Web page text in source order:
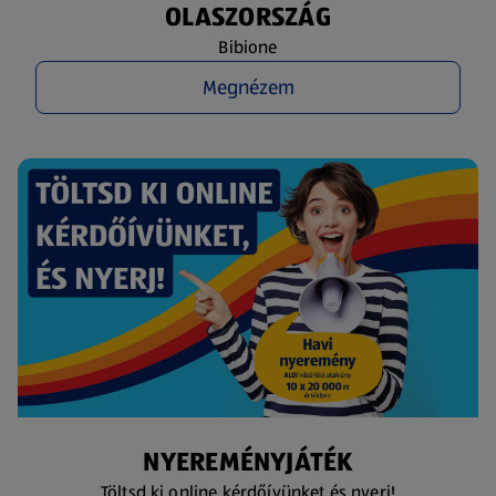
OLASZORSZÁG
Bibione
Megnézem
NYEREMÉNYJÁTÉK